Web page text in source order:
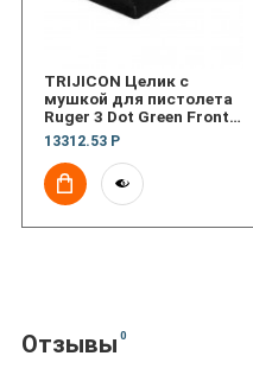
TRIJICON Целик с
мушкой для пистолета
Ruger 3 Dot Green Front
& Green Rear Night
Sights
13312.53 Р
Отзывы 0